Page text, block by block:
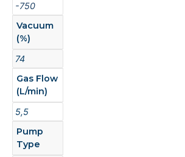
-750
Vacuum
(%)
74
Gas Flow
(L/min)
5,5
Pump
Type